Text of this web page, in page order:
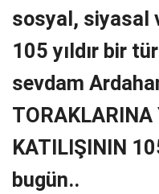
sosyal, siyasal
105 yıldır bir
sevdam
TORAKLARINA
KATILIŞININ
bugün..